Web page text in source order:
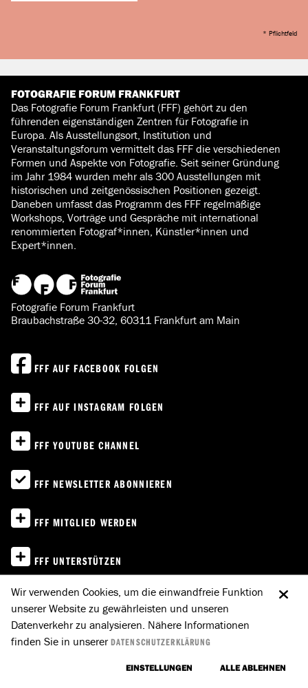
* Pflichtfeld
FOTOGRAFIE FORUM FRANKFURT
Das Fotografie Forum Frankfurt (FFF) gehört zu den
führenden eigenständigen Zentren für Fotografie in
Europa. Als Ausstellungsort, Institution und
Veranstaltungsforum vermittelt das FFF die verschiedenen
Formen und Aspekte von Fotografie. Seit seiner Gründung
im Jahr 1984 wurden mehr als 300 Ausstellungen mit
historischen und zeitgenössischen Positionen gezeigt.
Daneben umfasst das Programm des FFF regelmäßige
Workshops, Vorträge und Gespräche mit international
renommierten Fotograf*innen, Künstler*innen und
Expert*innen.
Fotografie Forum Frankfurt
Braubachstraße 30-32, 60311 Frankfurt am Main
FFF AUF FACEBOOK FOLGEN
FFF AUF INSTAGRAM FOLGEN
FFF YOUTUBE CHANNEL
FFF NEWSLETTER ABONNIEREN
FFF MITGLIED WERDEN
FFF UNTERSTÜTZEN
IMPRESSUM
DATENSCHUTZ
Wir verwenden Cookies, um die einwandfreie Funktion
unserer Website zu gewährleisten und unseren
Datenverkehr zu analysieren. Nähere Informationen
finden Sie in unsererDATENSCHUTZERKLÄRUNG
EINSTELLUNGEN ALLE ABLEHNEN